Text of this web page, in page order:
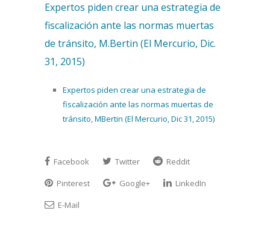
Expertos piden crear una estrategia de
fiscalización ante las normas muertas
de tránsito, M.Bertin (El Mercurio, Dic.
31, 2015)
Expertos piden crear una estrategia de
fiscalización ante las normas muertas de
tránsito, MBertin (El Mercurio, Dic 31, 2015)
Facebook Twitter
Reddit
Pinterest
Google+
LinkedIn
E-Mail